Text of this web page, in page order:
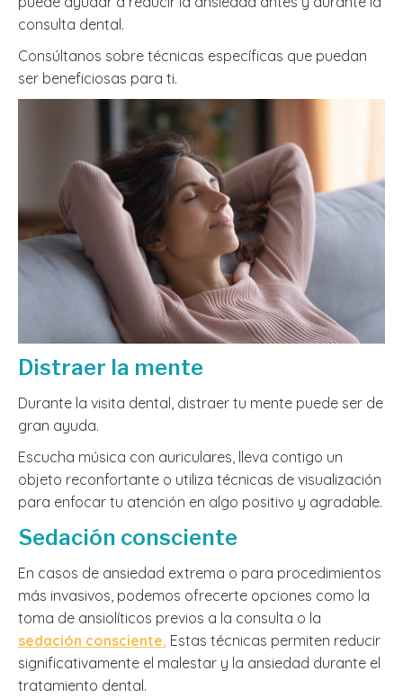
consulta dental.
Consúltanos sobre técnicas específicas que puedan
ser beneficiosas para ti.
Distraer la mente
Durante la visita dental, distraer tu mente puede ser de
gran ayuda.
Escucha música con auriculares, lleva contigo un
objeto reconfortante o utiliza técnicas de visualización
para enfocar tu atención en algo positivo y agradable.
Sedación consciente
En casos de ansiedad extrema o para procedimientos
más invasivos, podemos ofrecerte opciones como la
toma de ansiolíticos previos a la consulta o la
sedación consciente. Estas técnicas permiten reducir
significativamente el malestar y la ansiedad durante el
tratamiento dental.